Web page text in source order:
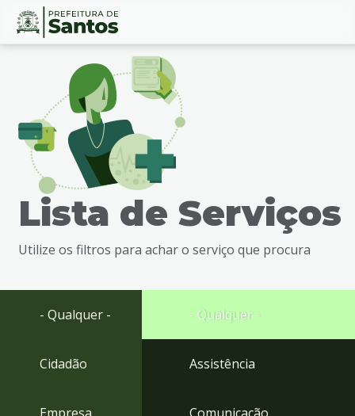
Ir
busca
Ir
Conteúdo
Lista de Serviços
Utilize os filtros para achar o serviço que procura
- Qualquer -
Cidadão
- Qualquer -
Assistência